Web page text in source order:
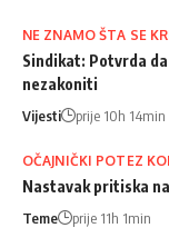
NE ZNAMO ŠTA SE
Sindikat: Potvrda
nezakoniti
Vijesti prije 10h 14min
OČAJNIČKI POTEZ
Nastavak pritiska
Teme prije 11h 1min